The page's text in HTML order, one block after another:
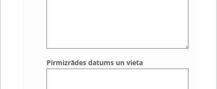
Pirmizrādes datums un vieta